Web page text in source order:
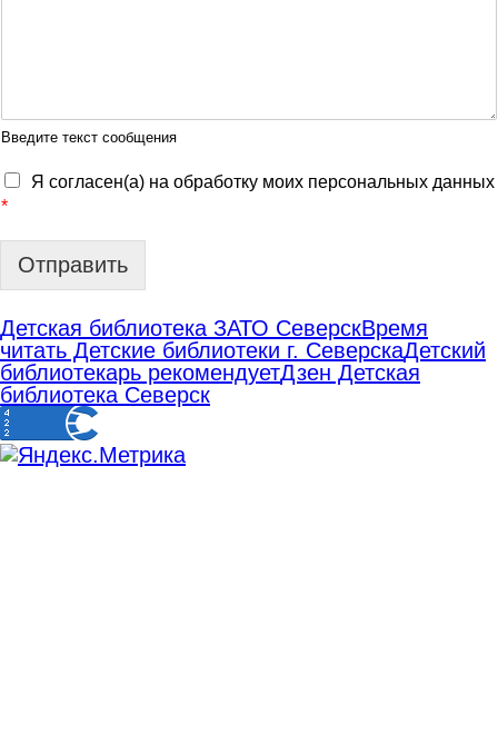
Введите текст сообщения
Я согласен(а) на обработку моих персональных данных
*
Отправить
Детская библиотека ЗАТО СеверскВремя
читать Детские библиотеки г. СеверскаДетский
библиотекарь рекомендуетДзен Детская
библиотека Северск